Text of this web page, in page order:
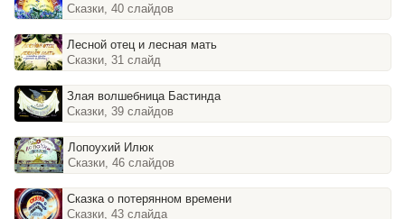
Сказки, 40 слайдов
Лесной отец и лесная мать
Сказки, 31 слайд
Злая волшебница Бастинда
Сказки, 39 слайдов
Лопоухий Илюк
Сказки, 46 слайдов
Сказка о потерянном времени
Сказки, 43 слайда